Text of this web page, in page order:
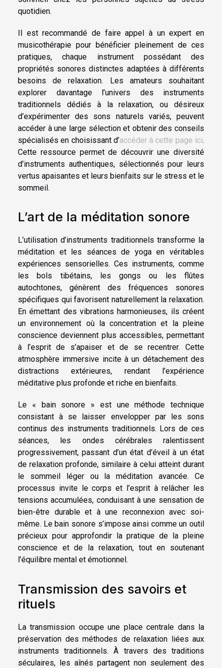
quotidien.
Il est recommandé de faire appel à un expert en
musicothérapie pour bénéficier pleinement de ces
pratiques, chaque instrument possédant des
propriétés sonores distinctes adaptées à différents
besoins de relaxation. Les amateurs souhaitant
explorer davantage l’univers des instruments
traditionnels dédiés à la relaxation, ou désireux
d’expérimenter des sons naturels variés, peuvent
accéder à une large sélection et obtenir des conseils
spécialisés en choisissant d’accéder à cette page ici.
Cette ressource permet de découvrir une diversité
d’instruments authentiques, sélectionnés pour leurs
vertus apaisantes et leurs bienfaits sur le stress et le
sommeil.
L’art de la méditation sonore
L’utilisation d’instruments traditionnels transforme la
méditation et les séances de yoga en véritables
expériences sensorielles. Ces instruments, comme
les bols tibétains, les gongs ou les flûtes
autochtones, génèrent des fréquences sonores
spécifiques qui favorisent naturellement la relaxation.
En émettant des vibrations harmonieuses, ils créent
un environnement où la concentration et la pleine
conscience deviennent plus accessibles, permettant
à l’esprit de s’apaiser et de se recentrer. Cette
atmosphère immersive incite à un détachement des
distractions extérieures, rendant l’expérience
méditative plus profonde et riche en bienfaits.
Le « bain sonore » est une méthode technique
consistant à se laisser envelopper par les sons
continus des instruments traditionnels. Lors de ces
séances, les ondes cérébrales ralentissent
progressivement, passant d’un état d’éveil à un état
de relaxation profonde, similaire à celui atteint durant
le sommeil léger ou la méditation avancée. Ce
processus invite le corps et l’esprit à relâcher les
tensions accumulées, conduisant à une sensation de
bien-être durable et à une reconnexion avec soi-
même. Le bain sonore s’impose ainsi comme un outil
précieux pour approfondir la pratique de la pleine
conscience et de la relaxation, tout en soutenant
l’équilibre mental et émotionnel.
Transmission des savoirs et
rituels
La transmission occupe une place centrale dans la
préservation des méthodes de relaxation liées aux
instruments traditionnels. À travers des traditions
séculaires, les aînés partagent non seulement des